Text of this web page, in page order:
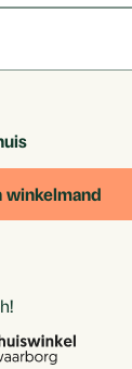
winkelmand